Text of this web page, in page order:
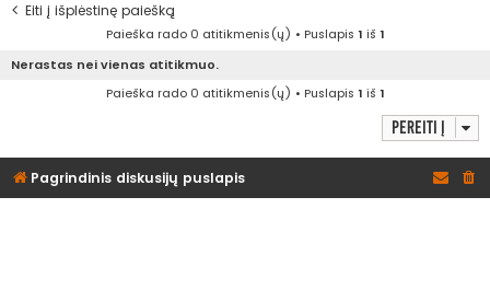
Eiti į išplėstinę paiešką
Paieška rado 0 atitikmenis(ų) • Puslapis 1 iš 1
Nerastas nei vienas atitikmuo.
Paieška rado 0 atitikmenis(ų) • Puslapis 1 iš 1
Pereiti į
Pagrindinis diskusijų puslapis